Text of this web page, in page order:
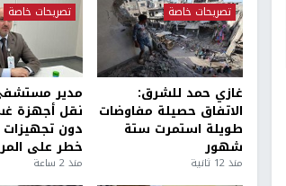
تصريحات خاصة
غازي حمد للشرق:
الاتفاق حصيلة مفاوضات
طويلة استمرت ستة
شهور
منذ 12 ثانية
تصريحات خاصة
مدير
نقل أجهزة
دون تجهيزات
خطر على
منذ 2 ساعة